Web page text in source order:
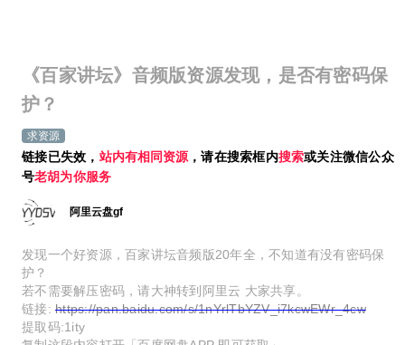
《百家讲坛》音频版资源发现，是否有密码保
护？
求资源
链接已失效， 站内有相同资源 ，请在搜索框内搜索或关注微信公众
号老胡为你服务
阿里云盘gf
发现一个好资源，百家讲坛音频版20年全，不知道有没有密码保
护？
若不需要解压密码，请大神转到阿里云 大家共享。
链接:https://pan.baidu.com/s/1nYrlTbYZV_i7kcwEWr_4cw
提取码:1ity